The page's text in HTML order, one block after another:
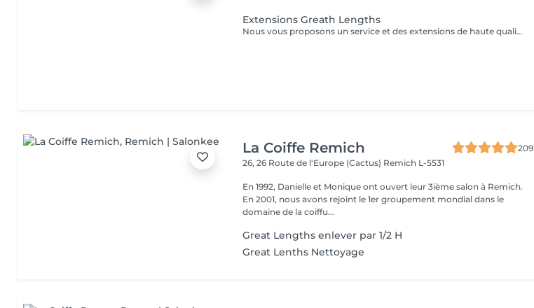
Extensions Greath Lengths
Nous vous proposons un service et des extensions de haute qualité, en collaborant avec la marque exclusive Great Lengths! En cas de questions veuillez appeler au +352 26 35 02 89 Devis gratuit!
La Coiffe Remich
209
26, 26 Route de l'Europe (Cactus) Remich L-5531
En 1992, Danielle et Monique ont ouvert leur 3ième salon à Remich.
En 2001, nous avons rejoint le 1er groupement mondial dans le
domaine de la coiffu...
Great Lengths enlever par 1/2 H
Great Lenths Nettoyage